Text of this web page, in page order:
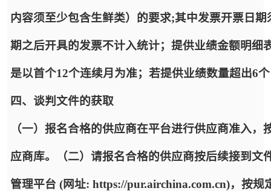
内容须至少包含生鲜类）的要求;其中发票开票日
期之后开具的发票不计入统计；提供业绩金额明
是以首个12个连续月为准；若提供业绩数量超出6
四、谈判文件的获取
（一）报名合格的供应商在平台进行供应商准入
应商库。（二）请报名合格的供应商按后续接到
管理平台 (网址: https://pur.airchina.com.cn)，按